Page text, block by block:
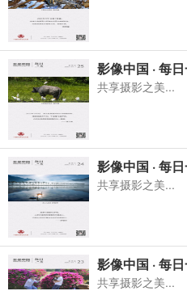
影像中国 · 每
共享摄影之美...
影像中国 · 每
共享摄影之美...
影像中国 · 每
共享摄影之美...